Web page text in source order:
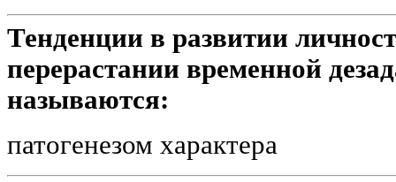
Тенденции в развитии
перерастании временной
называются:
патогенезом характера